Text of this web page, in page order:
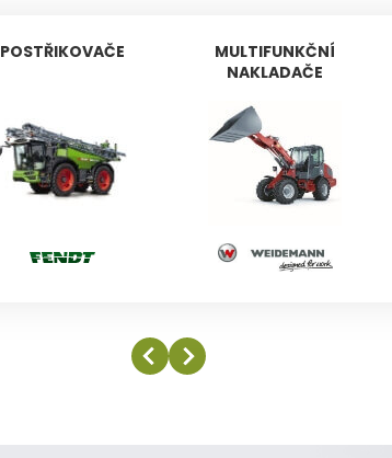
POSTŘIKOVAČE
MULTIFUNKČNÍ
NAKLADAČE